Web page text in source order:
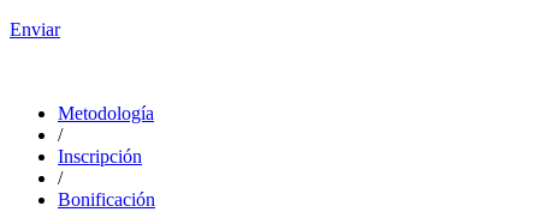
Enviar
Metodología
/
Inscripción
/
Bonificación